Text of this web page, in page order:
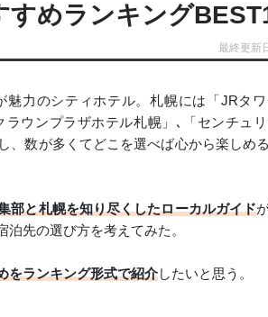
めランキング
最終更新
力のシティホテル。札幌には「JRタ
ウンプラザホテル札幌」､「センチュ
、数が多くてどこを選べば心から楽しめ
部と札幌を知り尽くしたローカルガイド
先の選び方を考えてみた。
をランキング形式で紹介したいと思う。